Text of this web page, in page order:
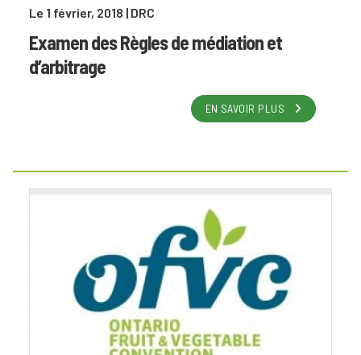
Le 1 février, 2018 | DRC
Examen des Règles de médiation et
d’arbitrage
EN SAVOIR PLUS